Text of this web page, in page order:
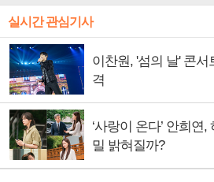
실시간 관심기사
이찬원, '섬의 날' 콘
격
‘사랑이 온다’ 안희
밀 밝혀질까?